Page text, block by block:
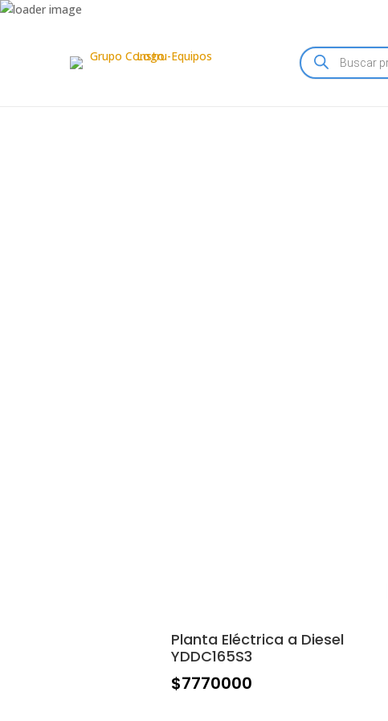
Búsqueda
de
productos
Planta Eléctrica a Diesel
YDDC165S3
$7770000